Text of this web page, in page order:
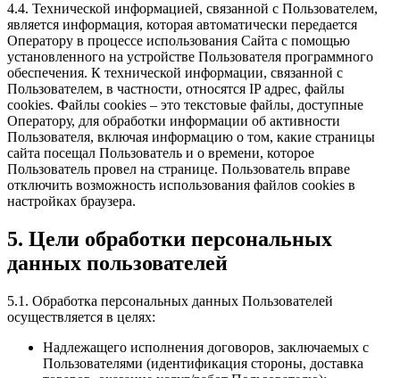
4.4. Технической информацией, связанной с Пользователем,
является информация, которая автоматически передается
Оператору в процессе использования Сайта с помощью
установленного на устройстве Пользователя программного
обеспечения. К технической информации, связанной с
Пользователем, в частности, относятся IP адрес, файлы
cookies. Файлы cookies – это текстовые файлы, доступные
Оператору, для обработки информации об активности
Пользователя, включая информацию о том, какие страницы
сайта посещал Пользователь и о времени, которое
Пользователь провел на странице. Пользователь вправе
отключить возможность использования файлов cookies в
настройках браузера.
5. Цели обработки персональных
данных пользователей
5.1. Обработка персональных данных Пользователей
осуществляется в целях:
Надлежащего исполнения договоров, заключаемых с
Пользователями (идентификация стороны, доставка